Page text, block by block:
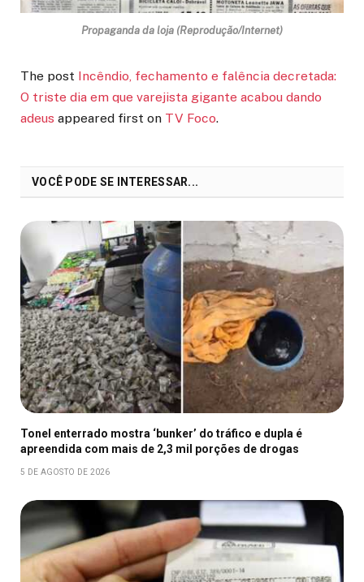
Propaganda da loja (Reprodução/Internet)
The post Incêndio, fechamento e falência decretada:
O triste dia em que varejista gigante acabou dando
adeus appeared first on TV Foco.
VOCÊ PODE SE INTERESSAR...
Tonel enterrado mostra ‘bunker’ do tráfico e dupla é
apreendida com mais de 2,3 mil porções de drogas
5 DE AGOSTO DE 2026